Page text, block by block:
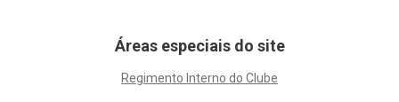
Áreas especiais do site
Regimento Interno do Clube